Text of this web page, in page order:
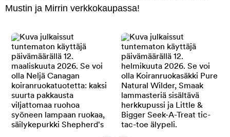
Mustin ja Mirrin verkkokaupassa!